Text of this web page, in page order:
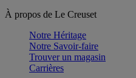
À propos de Le Creuset
Notre Héritage
Notre Savoir-faire
Trouver un magasin
Carrières